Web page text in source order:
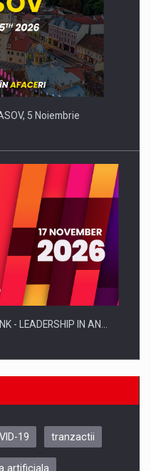
5 Noiembrie
- LEADERSHIP IN AN…
19 tranzactii
artificiala